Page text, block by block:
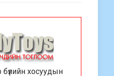
бүлийн хосуудын